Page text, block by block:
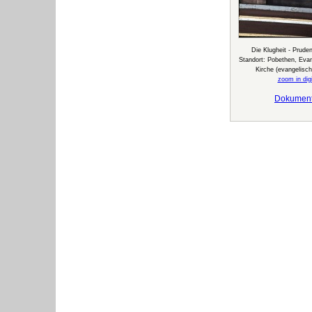
Die Klugheit -
Standort: Pobethen,
Kirche
zoom in